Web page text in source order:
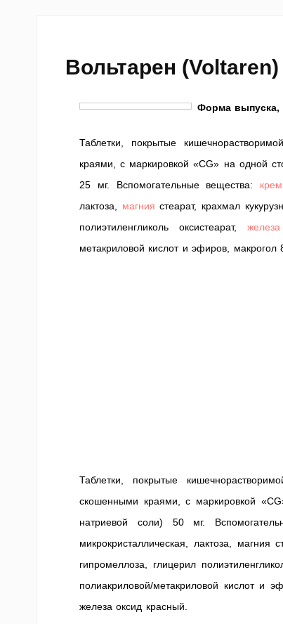
Вольтарен (Voltaren)
Форма выпуска,
Таблетки, покрытые
краями, с маркировкой «CG» на одной
25 мг. Вспомогательные вещества:
лактоза, магния стеарат, крахмал
полиэтиленгликоль оксистеарат, железа
метакриловой кислот и эфиров,
Таблетки, покрытые
скошенными краями, с маркировкой
натриевой соли) 50 мг.
микрокристаллическая, лактоза, магния
гипромеллоза, глицерил
полиакриловой/метакриловой кислот и
железа оксид красный.